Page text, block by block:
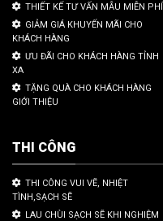
THIẾT KẾ TƯ VẤN MẪU MIỄN PHÍ
GIẢM GIÁ KHUYẾN MÃI CHO
KHÁCH HÀNG
ƯU ĐÃI CHO KHÁCH HÀNG TỈNH
XA
TẶNG QUÀ CHO KHÁCH HÀNG
GIỚI THIỆU
THI CÔNG
THI CÔNG VUI VẼ, NHIỆT
TÌNH,SẠCH SẼ
LAU CHÙI SẠCH SẼ KHI NGHIỆM